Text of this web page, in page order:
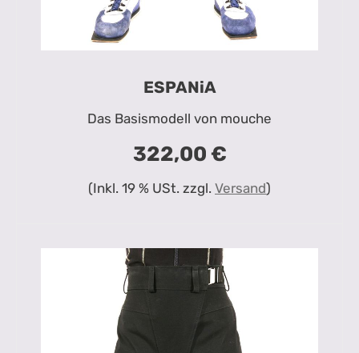
ESPANiA
Das Basismodell von mouche
322,00 €
(Inkl. 19 % USt. zzgl. Versand)